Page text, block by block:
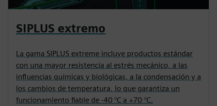
SIPLUS extremo
La gama SIPLUS extreme incluye productos estándar
con una mayor resistencia al estrés mecánico, a las
influencias químicas y biológicas, a la condensación y a
los cambios de temperatura, lo que garantiza un
funcionamiento fiable de -40 °C a +70 °C.